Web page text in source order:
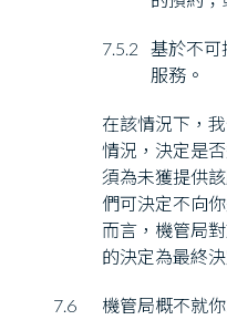
7.5.2
基於不可
服務。
在該情況下，
情況，決定是
須為未獲提供
們可決定不向
而言，機管局
的決定為最終
7.6
機管局概不就